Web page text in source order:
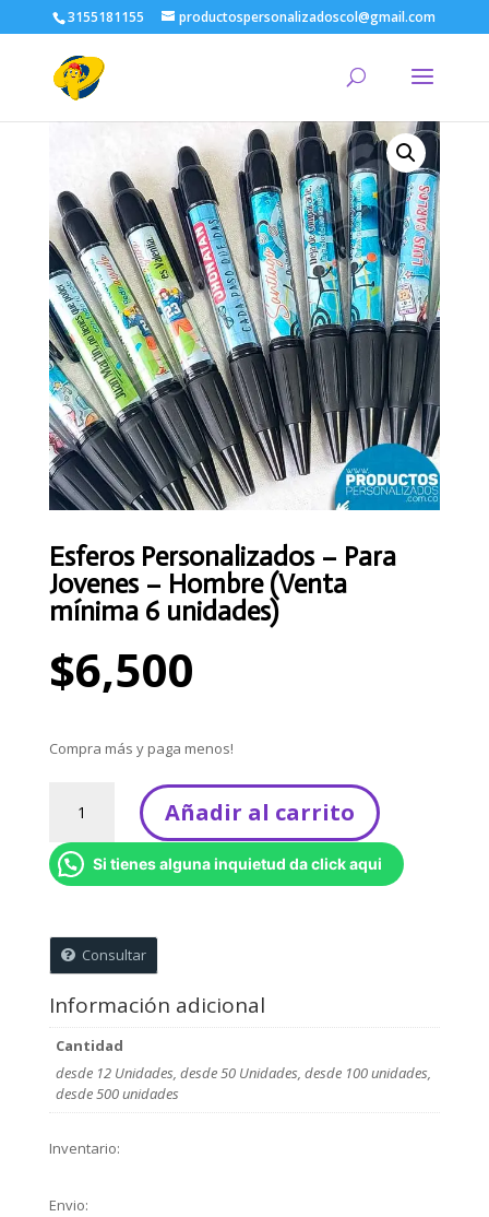
3155181155 productospersonalizadoscol@gmail.com
Esferos Personalizados – Para
Jovenes – Hombre (Venta
mínima 6 unidades)
$6,500
Compra más y paga menos!
Personalizados
Para
Jovenes
Hombre
(Venta
6
unidades)
Añadir al carrito
Si tienes alguna inquietud da click aqui
Consultar
Información adicional
Cantidad
desde 12 Unidades, desde 50 Unidades, desde 100 unidades,
desde 500 unidades
Inventario:
Envio: